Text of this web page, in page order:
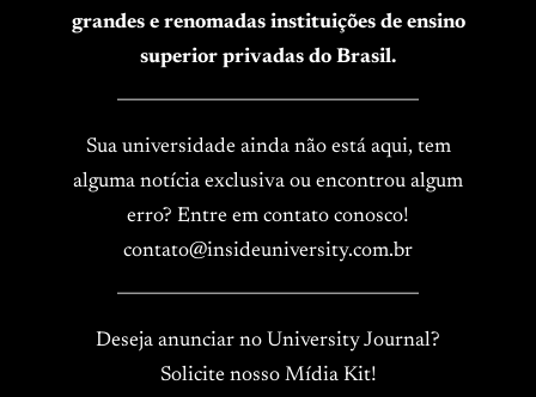
grandes e renomadas instituições de ensino
superior privadas do Brasil.
Sua universidade ainda não está aqui, tem
alguma notícia exclusiva ou encontrou algum
erro? Entre em contato conosco!
contato@insideuniversity.com.br
Deseja anunciar no University Journal?
Solicite nosso Mídia Kit!